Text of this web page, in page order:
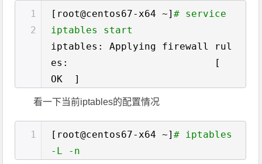
1
2
[root@centos67-x64 ~]# service
iptables start
iptables: Applying firewall rul
es: [
OK ]
看一下当前iptables的配置情况
1 [root@centos67-x64 ~]# iptables
-L -n